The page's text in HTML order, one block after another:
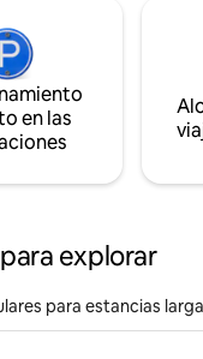
en las
explorar
para estancias